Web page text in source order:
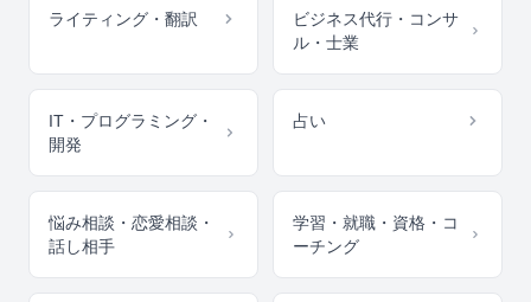
ライティング・翻訳
ビジネス代行・コンサ
ル・士業
IT・プログラミング・
開発
占い
悩み相談・恋愛相談・
話し相手
学習・就職・資格・コ
ーチング